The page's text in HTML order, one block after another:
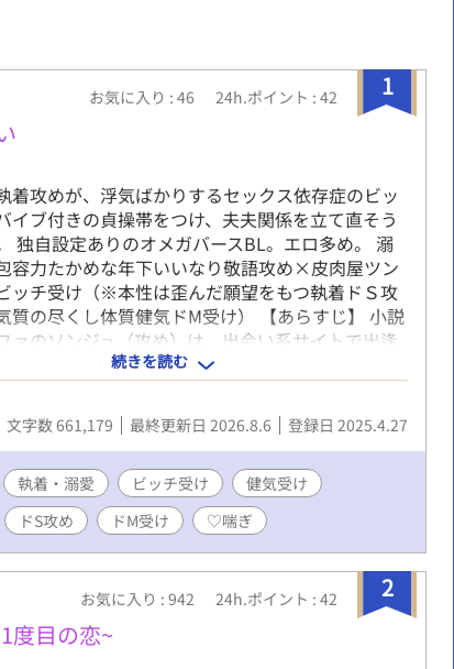
1
お気に入り : 46 24h.ポイント : 42
着攻めが、浮気ばかりするセックス依存症のビッ
イブ付きの貞操帯をつけ、夫夫関係を立て直そう
独自設定ありのオメガバースBL。エロ多め。 溺
容力たかめな年下いいなり敬語攻め×皮肉屋ツン
ッチ受け（※本性は歪んだ願望をもつ執着ドＳ攻
質の尽くし体質健気ドM受け） 【あらすじ】 小説
ァのソンジュ（攻め）は、出会い系サイトで出逢
の美男子・ユンファ（受け）に運命的な一目惚れ
じめは肉体関係のみを目的として出逢った二人だ
ンジュはひと目でユンファとの真剣交際を望み、
猛アプローチをかける。 しかし淫奔なユンファは
のの、ついにソンジュの熱意に負け、交際を承諾
しユンファは交際するにおいて、「交際中も自分
セックスすることを許すこと」という不当な条件
に突きつけてきた。 しかしソンジュは念願ともあ
件を唯唯諾諾と呑み、ユンファとの交際を開始す
月日は流れ、思いのほか順調な交際の末に二人は
ところが――。 二人にとって初めての結婚記念日
ュが仕事から家に帰ると、なんとその日にまでユ
続きを読む
文字数 661,179 最終更新日 2026.8.6 登録日 2025.4.27
執着・溺愛 ビッチ受け
健気受け
ドS攻め ドM受け ♡喘ぎ
2
お気に入り : 942 24h.ポイント : 42
度目の恋~